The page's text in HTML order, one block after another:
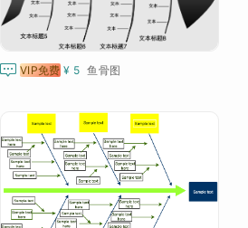
 VIP免费 ¥ 5 鱼骨图